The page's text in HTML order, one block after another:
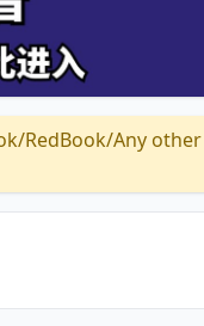
RedBook/Any other